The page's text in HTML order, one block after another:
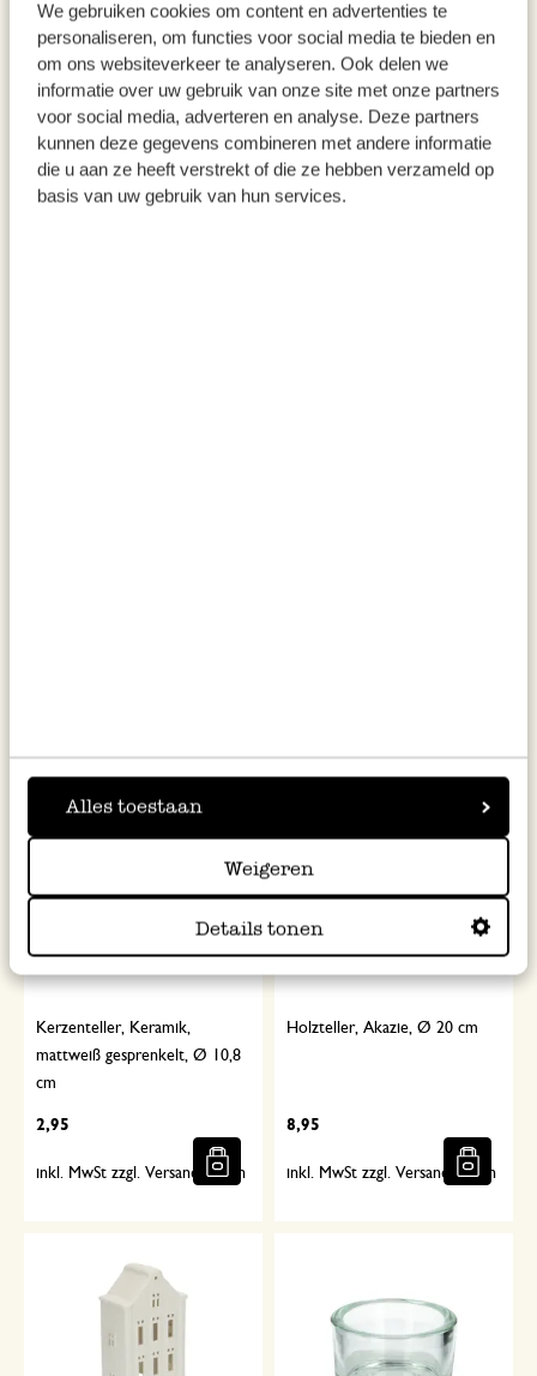
We gebruiken cookies om content en advertenties te
personaliseren, om functies voor social media te bieden en
om ons websiteverkeer te analyseren. Ook delen we
informatie over uw gebruik van onze site met onze partners
voor social media, adverteren en analyse. Deze partners
kunnen deze gegevens combineren met andere informatie
die u aan ze heeft verstrekt of die ze hebben verzameld op
basis van uw gebruik van hun services.
Alles toestaan
Weigeren
Details tonen
Holzteller, Akazie, Ø 25 cm
31 x 27 cm
Kerzenteller, Keramik,
mattweiß gesprenkelt, Ø 10,8
cm
2,95
inkl. MwSt zzgl. Versandkosten
Holzteller, Akazie, Ø 20 cm
8,95
inkl. MwSt zzgl. Versandkosten